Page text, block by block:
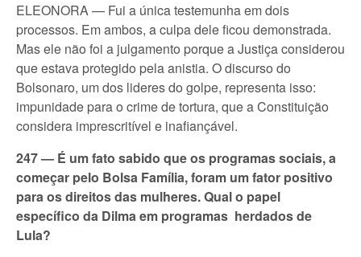
ELEONORA — Fui a única testemunha em dois
processos. Em ambos, a culpa dele ficou demonstrada.
Mas ele não foi a julgamento porque a Justiça considerou
que estava protegido pela anistia. O discurso do
Bolsonaro, um dos lideres do golpe, representa isso:
impunidade para o crime de tortura, que a Constituição
considera imprescritível e inafiançável.
247 — É um fato sabido que os programas sociais, a
começar pelo Bolsa Família, foram um fator positivo
para os direitos das mulheres. Qual o papel
específico da Dilma em programas herdados de
Lula?